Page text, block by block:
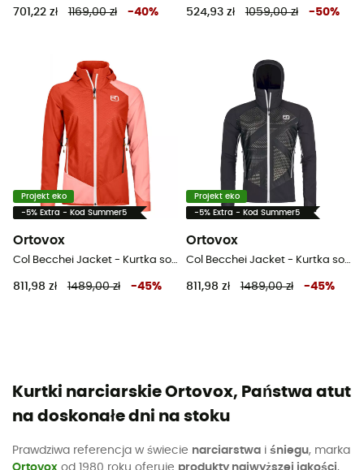
701,22 zł 1169,00 zł -40% 524,93 zł 1059,00 zł -50%
Projekt eko
-5% Extra - Kod Summer5
Ortovox
Col Becchei Jacket - Kurtka softshelle damska
811,98 zł 1489,00 zł -45%
Projekt eko
-5% Extra - Kod Summer5
Ortovox
Col Becchei Jacket - Kurtka softshelle meska
811,98 zł 1489,00 zł -45%
Kurtki narciarskie Ortovox, Państwa atut
na doskonałe dni na stoku
Prawdziwa referencja w świecie narciarstwa i śniegu, marka
Ortovox od 1980 roku oferuje produkty najwyższej jakości,